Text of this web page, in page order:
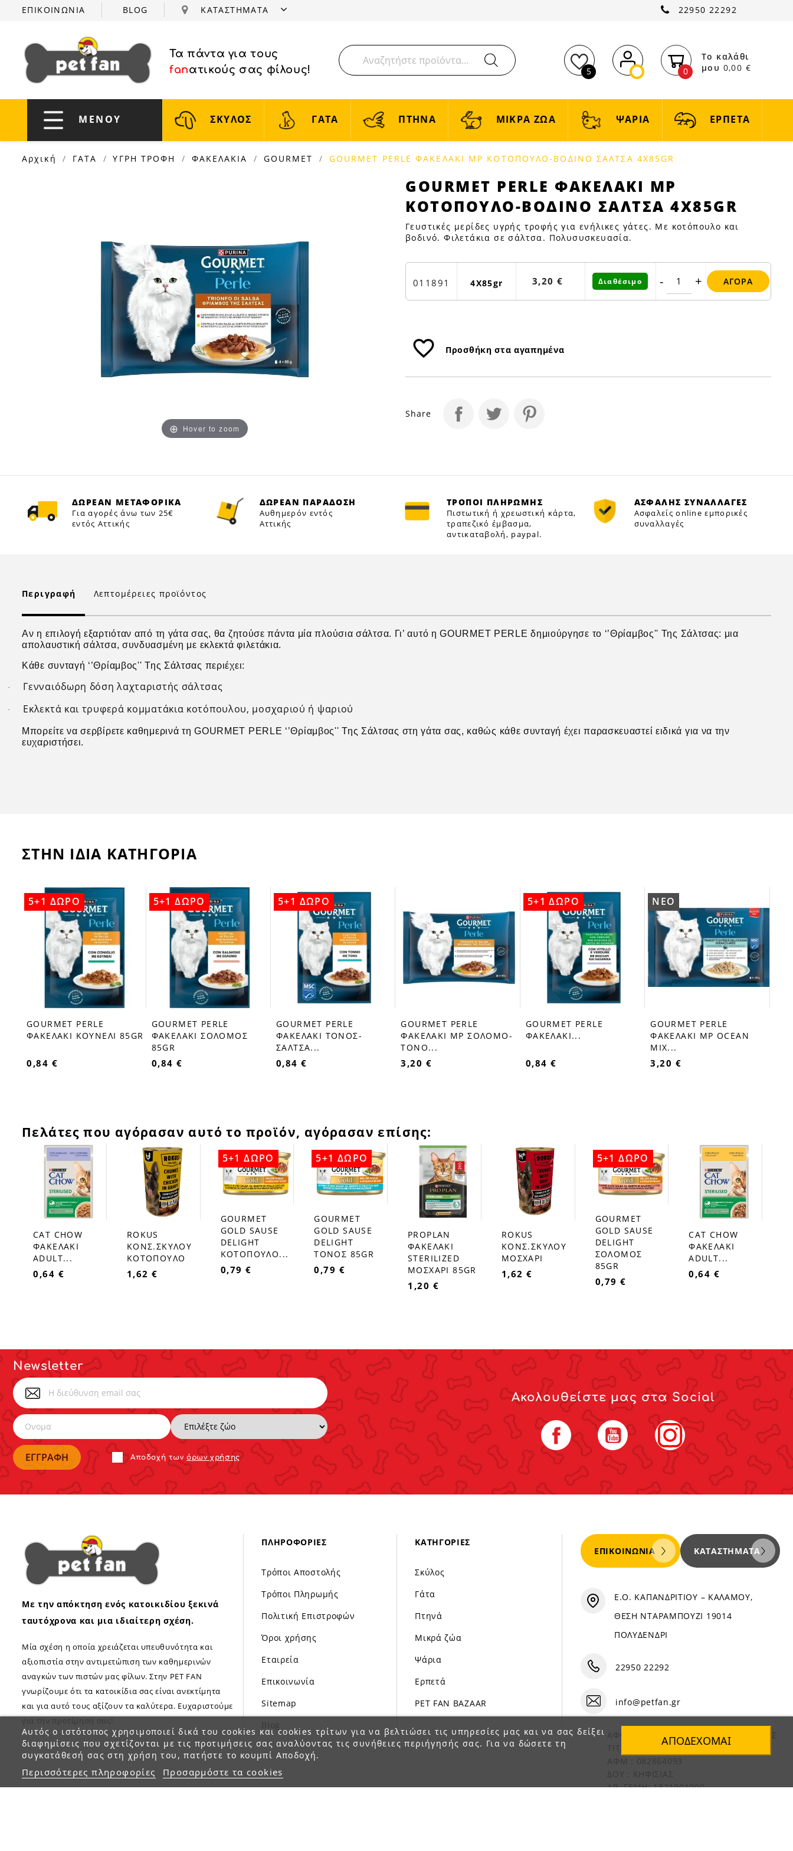
ΕΠΙΚΟΙΝΩΝΙΑ BLOG ΚΑΤΑΣΤΗΜΑΤΑ 22950 22292
Τα πάντα για τους
fanατικούς σας φίλους! 5 0
Το καλάθι
μου 0,00 €
ΜΕΝΟΥ ΣΚΥΛΟΣ ΓΑΤΑ ΠΤΗΝΑ ΜΙΚΡΑ ΖΩΑ ΨΑΡΙΑ ΕΡΠΕΤΑ
Αρχική ΓΑΤΑ ΥΓΡΗ ΤΡΟΦΗ ΦΑΚΕΛΑΚΙΑ GOURMET GOURMET PERLE ΦΑΚΕΛΑΚΙ MP ΚΟΤΟΠΟΥΛΟ-ΒΟΔΙΝΟ ΣΑΛΤΣΑ 4X85GR
Hover to zoom
GOURMET
PERLE
ΦΑΚΕΛΑΚΙ
MP
ΚΟΤΟΠΟΥΛΟ-
ΣΑΛΤΣΑ
4X85GR
|
GOURMET PERLE ΦΑΚΕΛΑΚΙ MP
ΚΟΤΟΠΟΥΛΟ-ΒΟΔΙΝΟ ΣΑΛΤΣΑ 4X85GR
Γευστικές μερίδες υγρής τροφής για ενήλικες γάτες. Με κοτόπουλο και
βοδινό. Φιλετάκια σε σάλτσα. Πολυσυσκευασία.
011891 4Χ85gr 3,20 € Διαθέσιμο - + ΑΓΟΡΆ
favorite_border Προσθήκη στα αγαπημένα
Share
ΔΩΡΕΑΝ ΜΕΤΑΦΟΡΙΚΑ
Για αγορές άνω των 25€
εντός Αττικής
ΔΩΡΕΑΝ ΠΑΡΑΔΟΣΗ
Αυθημερόν εντός
Αττικής
ΤΡΟΠΟΙ ΠΛΗΡΩΜΗΣ
Πιστωτική ή χρεωστική κάρτα,
τραπεζικό έμβασμα,
αντικαταβολή, paypal.
ΑΣΦΑΛΗΣ ΣΥΝΑΛΛΑΓΕΣ
Ασφαλείς online εμπορικές
συναλλαγές
Περιγραφή Λεπτομέρειες προϊόντος
Αν η επιλογή εξαρτιόταν από τη γάτα σας, θα ζητούσε πάντα μία πλούσια σάλτσα. Γι’ αυτό η GOURMET PERLE δημιούργησε το ‘’Θρίαμβος'' Της Σάλτσας: μια
απολαυστική σάλτσα, συνδυασμένη με εκλεκτά φιλετάκια.
Κάθε συνταγή ‘’Θρίαμβος'' Της Σάλτσας περιέχει:
· Γενναιόδωρη δόση λαχταριστής σάλτσας
· Εκλεκτά και τρυφερά κομματάκια κοτόπουλου, μοσχαριού ή ψαριού
Μπορείτε να σερβίρετε καθημερινά τη GOURMET PERLE ‘’Θρίαμβος'' Της Σάλτσας στη γάτα σας, καθώς κάθε συνταγή έχει παρασκευαστεί ειδικά για να την
ευχαριστήσει.
ΣΤΗΝ ΙΔΙΑ ΚΑΤΗΓΟΡΙΑ
GOURMET PERLE
ΦΑΚΕΛΑΚΙ ΚΟΥΝΕΛΙ 85GR
0,84 €
5+1 ΔΩΡΟ
GOURMET PERLE
ΦΑΚΕΛΑΚΙ ΣΟΛΟΜΟΣ
85GR
0,84 €
5+1 ΔΩΡΟ
GOURMET PERLE
ΦΑΚΕΛΑΚΙ ΤΟΝΟΣ-
ΣΑΛΤΣΑ...
0,84 €
5+1 ΔΩΡΟ
GOURMET PERLE
ΦΑΚΕΛΑΚΙ MP ΣΟΛΟΜΟ-
ΤΟΝΟ...
3,20 €
GOURMET PERLE
ΦΑΚΕΛΑΚΙ...
0,84 €
5+1 ΔΩΡΟ
GOURMET PERLE
ΦΑΚΕΛΑΚΙ MP OCEAN
MIX...
3,20 €
ΝΈΟ
Πελάτες που αγόρασαν αυτό το προϊόν, αγόρασαν επίσης:
favorite_border
CAT CHOW
ΦΑΚΕΛΑΚΙ
ADULT...
0,64 €
favorite_border
ROKUS
ΚΟΝΣ.ΣΚΥΛΟΥ
ΚΟΤΟΠΟΥΛΟ
1,62 €
favorite_border
GOURMET
GOLD SAUSE
DELIGHT
ΚΟΤΟΠΟΥΛΟ...
0,79 €
5+1 ΔΩΡΟ
favorite_border
GOURMET
GOLD SAUSE
DELIGHT
ΤΟΝΟΣ 85GR
0,79 €
5+1 ΔΩΡΟ
favorite_border
PROPLAN
ΦΑΚΕΛΑΚΙ
STERILIZED
ΜΟΣΧΑΡΙ 85GR
1,20 €
favorite_border
ROKUS
ΚΟΝΣ.ΣΚΥΛΟΥ
ΜΟΣΧΑΡΙ
1,62 €
favorite_border
GOURMET
GOLD SAUSE
DELIGHT
ΣΟΛΟΜΟΣ
85GR
0,79 €
5+1 ΔΩΡΟ
favorite_border
CAT CHOW
ΦΑΚΕΛΑΚΙ
ADULT...
0,64 €
Newsletter
Αποδoχή τωνόρων χρήσης
Ακολουθείστε μας στα Social
Facebook YouTube Instagram
Με την απόκτηση ενός κατοικιδίου ξεκινά
ταυτόχρονα και μια ιδιαίτερη σχέση.
Μία σχέση η οποία χρειάζεται υπευθυνότητα και
αξιοπιστία στην αντιμετώπιση των καθημερινών
αναγκών των πιστών μας φίλων. Στην PET FAN
γνωρίζουμε ότι τα κατοικίδια σας είναι ανεκτίμητα
και για αυτό τους αξίζουν τα καλύτερα. Ευχαριστούμε
για την προτίμηση σας!
ΠΛΗΡΟΦΟΡΊΕΣ
Τρόποι Αποστολής
Τρόποι Πληρωμής
Πολιτική Επιστροφών
Όροι χρήσης
Εταιρεία
Επικοινωνία
Sitemap
Blog
ΚΑΤΗΓΟΡΊΕΣ
Σκύλος
Γάτα
Πτηνά
Μικρά ζώα
Ψάρια
Ερπετά
PET FAN BAZAAR
Αυτός ο ιστότοπος χρησιμοποιεί δικά του cookies και cookies τρίτων για να βελτιώσει τις υπηρεσίες μας και να σας δείξει
διαφημίσεις που σχετίζονται με τις προτιμήσεις σας αναλύοντας τις συνήθειες περιήγησής σας. Για να δώσετε τη
συγκατάθεσή σας στη χρήση του, πατήστε το κουμπί Αποδοχή.
Περισσότερες πληροφορίες Προσαρμόστε τα cookies
ΑΠΟΔΈΧΟΜΑΙ
ΕΠΙΚΟΙΝΩΝΊΑ ΚΑΤΑΣΤΉΜΑΤΑ
Ε.Ο. ΚΑΠΑΝΔΡΙΤΙΟΥ – ΚΑΛΑΜΟΥ,
ΘΕΣΗ ΝΤΑΡΑΜΠΟΥΖΙ 19014
ΠΟΛΥΔΕΝΔΡΙ
22950 22292
info@petfan.gr
ΑΦΟΙ ΧΑΤΖΗΓΕΩΡΓΙΟΥ Ο.Ε. ΔΙΑΚΡΙΤΙΚΟΣ
ΤΙΤΛΟΣ «PET FAN»
ΑΦΜ : 082864093
ΔΟΥ : ΚΗΦΙΣΙΑΣ
ΑΡ. ΓΕΜΗ: 1821901000